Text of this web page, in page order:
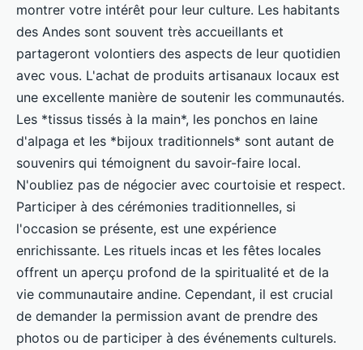
montrer votre intérêt pour leur culture. Les habitants
des Andes sont souvent très accueillants et
partageront volontiers des aspects de leur quotidien
avec vous. L'achat de produits artisanaux locaux est
une excellente manière de soutenir les communautés.
Les *tissus tissés à la main*, les ponchos en laine
d'alpaga et les *bijoux traditionnels* sont autant de
souvenirs qui témoignent du savoir-faire local.
N'oubliez pas de négocier avec courtoisie et respect.
Participer à des cérémonies traditionnelles, si
l'occasion se présente, est une expérience
enrichissante. Les rituels incas et les fêtes locales
offrent un aperçu profond de la spiritualité et de la
vie communautaire andine. Cependant, il est crucial
de demander la permission avant de prendre des
photos ou de participer à des événements culturels.